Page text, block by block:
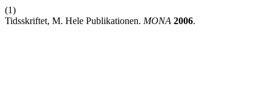
(1)
Tidsskriftet, M. Hele Publikationen. MONA 2006.